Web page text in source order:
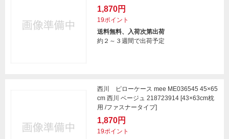
1,870円
19ポイント
送料無料、入荷次第出荷
約２～３週間で出荷予定
西川 ピローケース mee ME036545 45×65
cm 西川 ベージュ 218723914 [43×63cm枕
用 /ファスナータイプ]
1,870円
19ポイント